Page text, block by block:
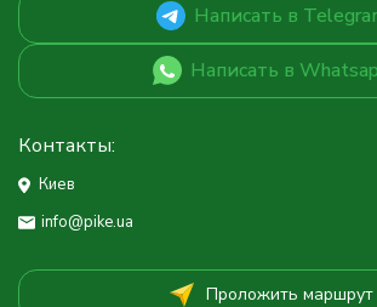
Написать в
Написать в
Контакты:
Киев
info@pike.ua
Проложить маршрут